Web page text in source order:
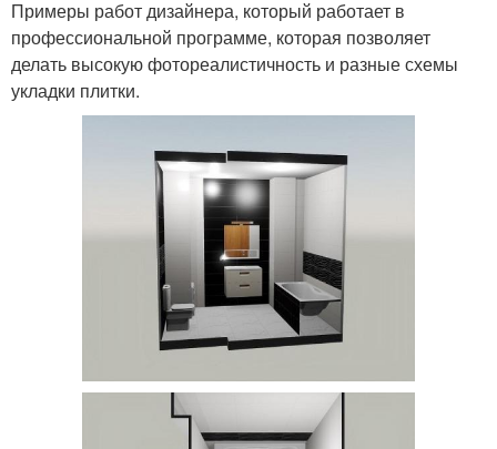
Примеры работ дизайнера, который работает в
профессиональной программе, которая позволяет
делать высокую фотореалистичность и разные схемы
укладки плитки.